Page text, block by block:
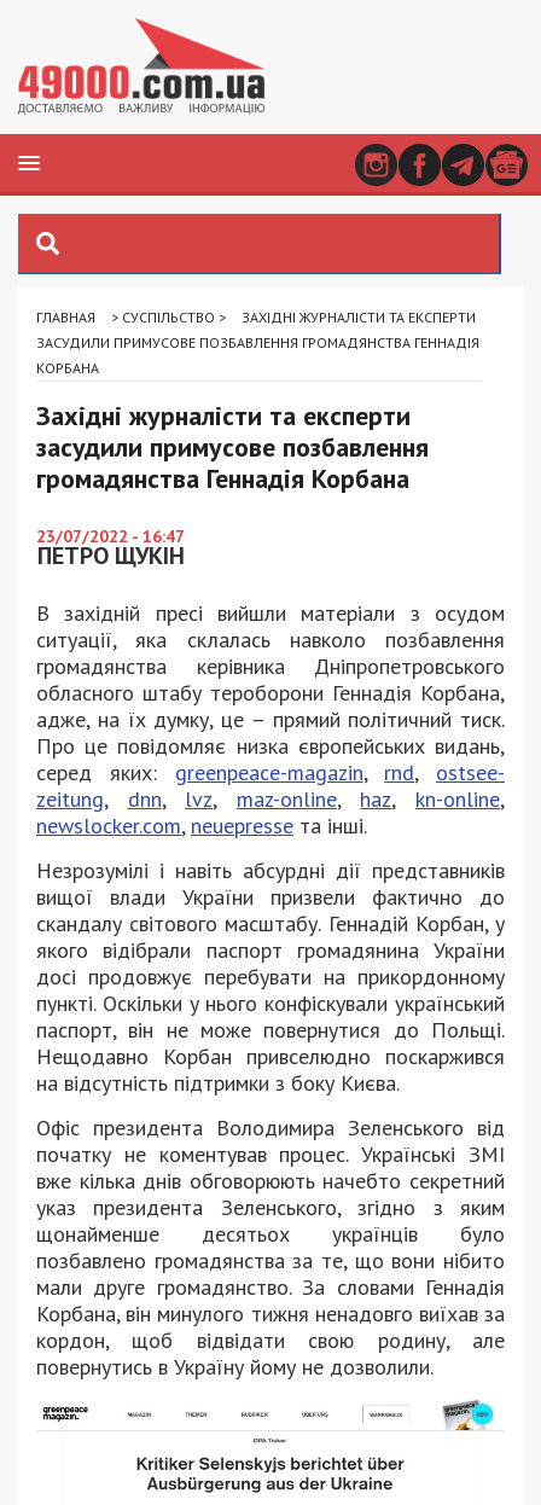
ГЛАВНАЯ > СУСПІЛЬСТВО >
ЗАХІДНІ ЖУРНАЛІСТИ ТА ЕКСПЕРТИ
ЗАСУДИЛИ ПРИМУСОВЕ ПОЗБАВЛЕННЯ ГРОМАДЯНСТВА ГЕННАДІЯ
КОРБАНА
Західні журналісти та експерти
засудили примусове позбавлення
громадянства Геннадія Корбана
23/07/2022 - 16:47
ПЕТРО ЩУКІН
В західній пресі вийшли матеріали з осудом
ситуації, яка склалась навколо позбавлення
громадянства керівника Дніпропетровського
обласного штабу тероборони Геннадія Корбана,
адже, на їх думку, це – прямий політичний тиск.
Про це повідомляє низка європейських видань,
серед яких: greenpeace-magazin, rnd, ostsee-
zeitung, dnn, lvz, maz-online, haz, kn-online,
newslocker.com, neuepresse та інші.
Незрозумілі і навіть абсурдні дії представників
вищої влади України призвели фактично до
скандалу світового масштабу. Геннадій Корбан, у
якого відібрали паспорт громадянина України
досі продовжує перебувати на прикордонному
пункті. Оскільки у нього конфіскували український
паспорт, він не може повернутися до Польщі.
Нещодавно Корбан привселюдно поскаржився
на відсутність підтримки з боку Києва.
Офіс президента Володимира Зеленського від
початку не коментував процес. Українські ЗМІ
вже кілька днів обговорюють начебто секретний
указ президента Зеленського, згідно з яким
щонайменше десятьох українців було
позбавлено громадянства за те, що вони нібито
мали друге громадянство. За словами Геннадія
Корбана, він минулого тижня ненадовго виїхав за
кордон, щоб відвідати свою родину, але
повернутись в Україну йому не дозволили.